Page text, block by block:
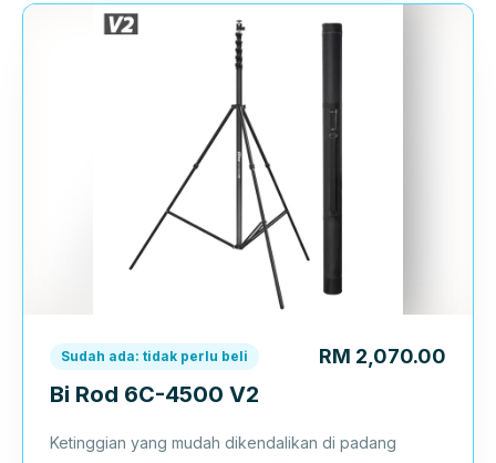
Sudah ada: tidak perlu beli
Bi Rod 6C-4500 V2
RM 2,070.00
Ketinggian yang mudah dikendalikan di padang